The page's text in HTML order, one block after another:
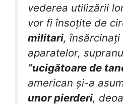
vederea utilizării
vor fi însoțite de
militari,
aparatelor,
“ucigătoare de
american și-a
unor pierderi,